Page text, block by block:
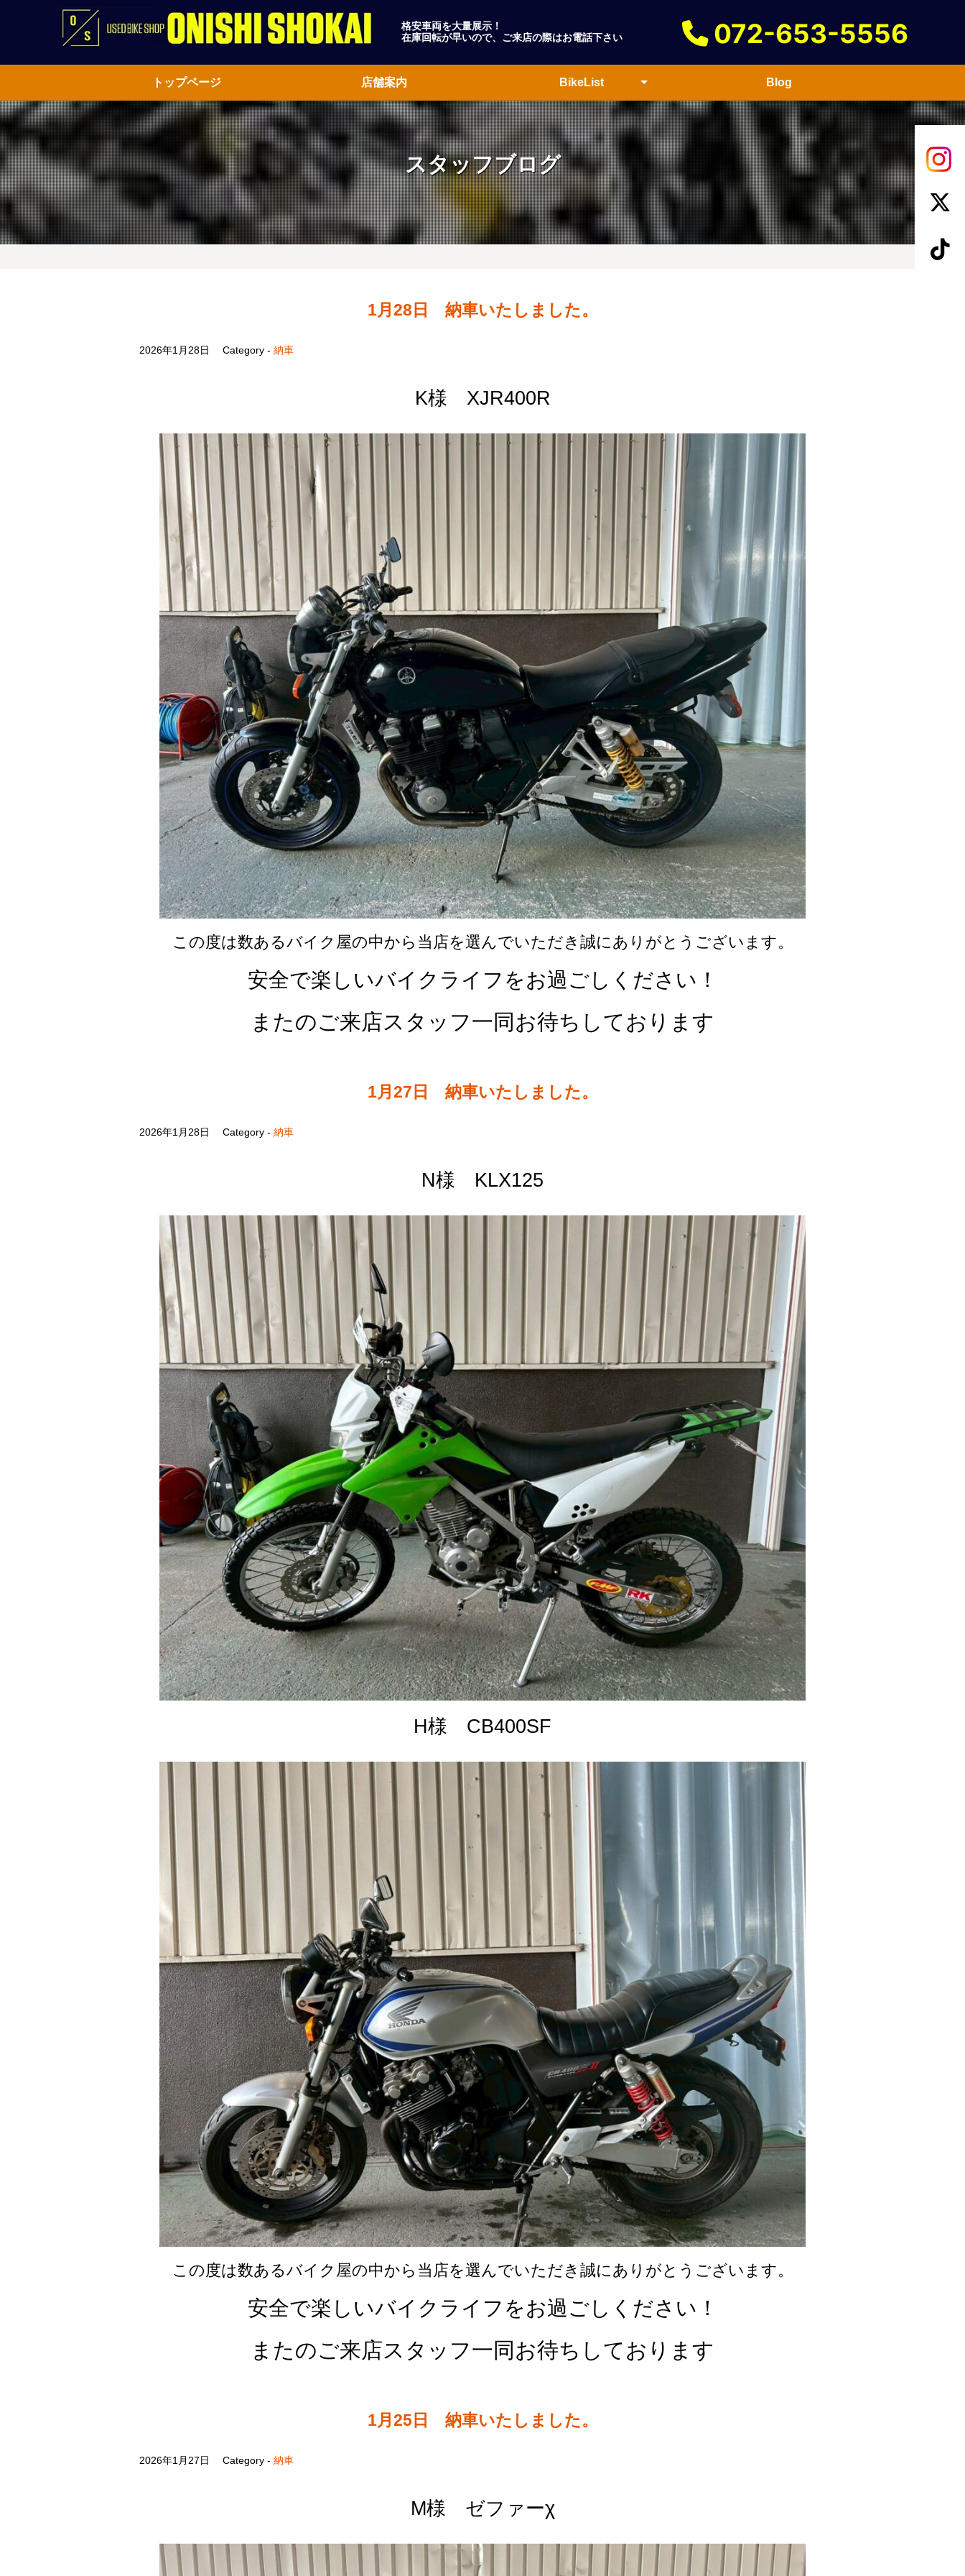
格安車両を大量展示！
在庫回転が早いので、ご来店の際はお電話下さい
072-653-5556
トップページ 店舗案内 BikeList
ホンダ 50cc
51-125cc
126-250cc
251-400cc
401cc以上
ヤマハ 50cc
51-125cc
126-250cc
251-400cc
401cc以上
スズキ 50cc
51-125cc
126-250cc
251-400cc
401cc以上
カワサキ 50cc
51-125cc
126-250cc
251-400cc
401cc以上
外車
Blog
スタッフブログ
1月28日 納車いたしました。
2026年1月28日 Category -納車
K様 XJR400R
この度は数あるバイク屋の中から当店を選んでいただき誠にありがとうございます。
安全で楽しいバイクライフをお過ごしください！
またのご来店スタッフ一同お待ちしております
1月27日 納車いたしました。
2026年1月28日 Category -納車
N様 KLX125
H様 CB400SF
この度は数あるバイク屋の中から当店を選んでいただき誠にありがとうございます。
安全で楽しいバイクライフをお過ごしください！
またのご来店スタッフ一同お待ちしております
1月25日 納車いたしました。
2026年1月27日 Category -納車
M様 ゼファーχ